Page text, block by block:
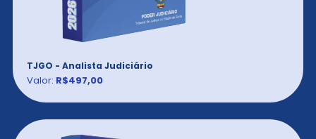
TJGO - Analista Judiciário
Valor: R$497,00